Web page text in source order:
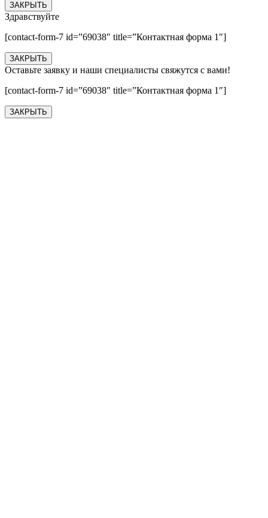
ЗАКРЫТЬ
Здравствуйте
[contact-form-7 id=”69038″ title=”Контактная форма 1″]
ЗАКРЫТЬ
Оставьте заявку и наши специалисты свяжутся с вами!
[contact-form-7 id=”69038″ title=”Контактная форма 1″]
ЗАКРЫТЬ